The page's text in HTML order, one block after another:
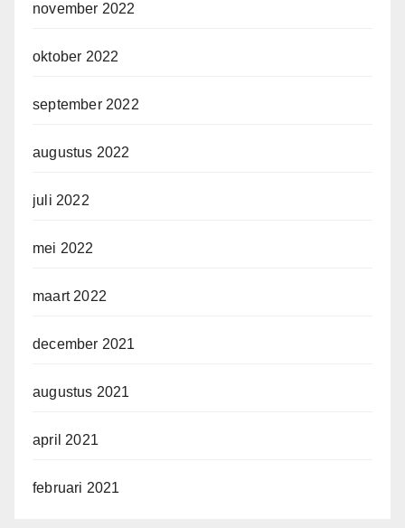
november 2022
oktober 2022
september 2022
augustus 2022
juli 2022
mei 2022
maart 2022
december 2021
augustus 2021
april 2021
februari 2021